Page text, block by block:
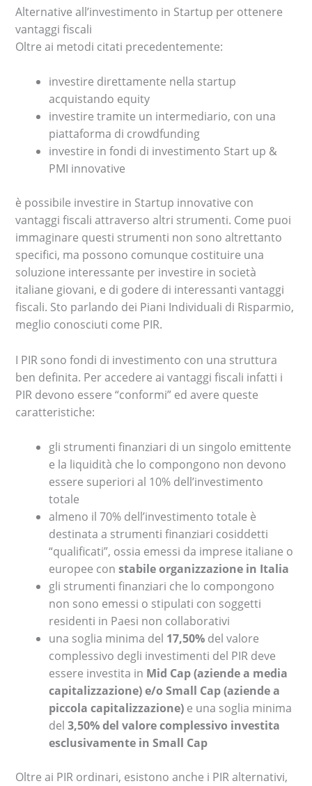
Alternative all’investimento in Startup per ottenere
vantaggi fiscali
Oltre ai metodi citati precedentemente:
investire direttamente nella startup
acquistando equity
investire tramite un intermediario, con una
piattaforma di crowdfunding
investire in fondi di investimento Start up &
PMI innovative
è possibile investire in Startup innovative con
vantaggi fiscali attraverso altri strumenti. Come puoi
immaginare questi strumenti non sono altrettanto
specifici, ma possono comunque costituire una
soluzione interessante per investire in società
italiane giovani, e di godere di interessanti vantaggi
fiscali. Sto parlando dei Piani Individuali di Risparmio,
meglio conosciuti come PIR.
I PIR sono fondi di investimento con una struttura
ben definita. Per accedere ai vantaggi fiscali infatti i
PIR devono essere “conformi” ed avere queste
caratteristiche:
gli strumenti finanziari di un singolo emittente
e la liquidità che lo compongono non devono
essere superiori al 10% dell’investimento
totale
almeno il 70% dell’investimento totale è
destinata a strumenti finanziari cosiddetti
“qualificati”, ossia emessi da imprese italiane o
europee constabile organizzazione in Italia
gli strumenti finanziari che lo compongono
non sono emessi o stipulati con soggetti
residenti in Paesi non collaborativi
una soglia minima del 17,50% del valore
complessivo degli investimenti del PIR deve
essere investita in Mid Cap (aziende a media
capitalizzazione) e/o Small Cap (aziende a
piccola capitalizzazione) e una soglia minima
del3,50% del valore complessivo investita
esclusivamente in Small Cap
Oltre ai PIR ordinari, esistono anche i PIR alternativi,